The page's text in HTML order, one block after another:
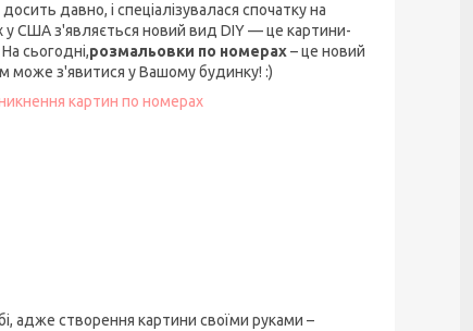
давно, і спеціалізувалася спочатку на
у США з'являється новий вид DIY — це картини-
сьогодні,розмальовки по номерах– це новий
може з'явитися у Вашому будинку! :)
картин по номерах
адже створення картини своїми руками –